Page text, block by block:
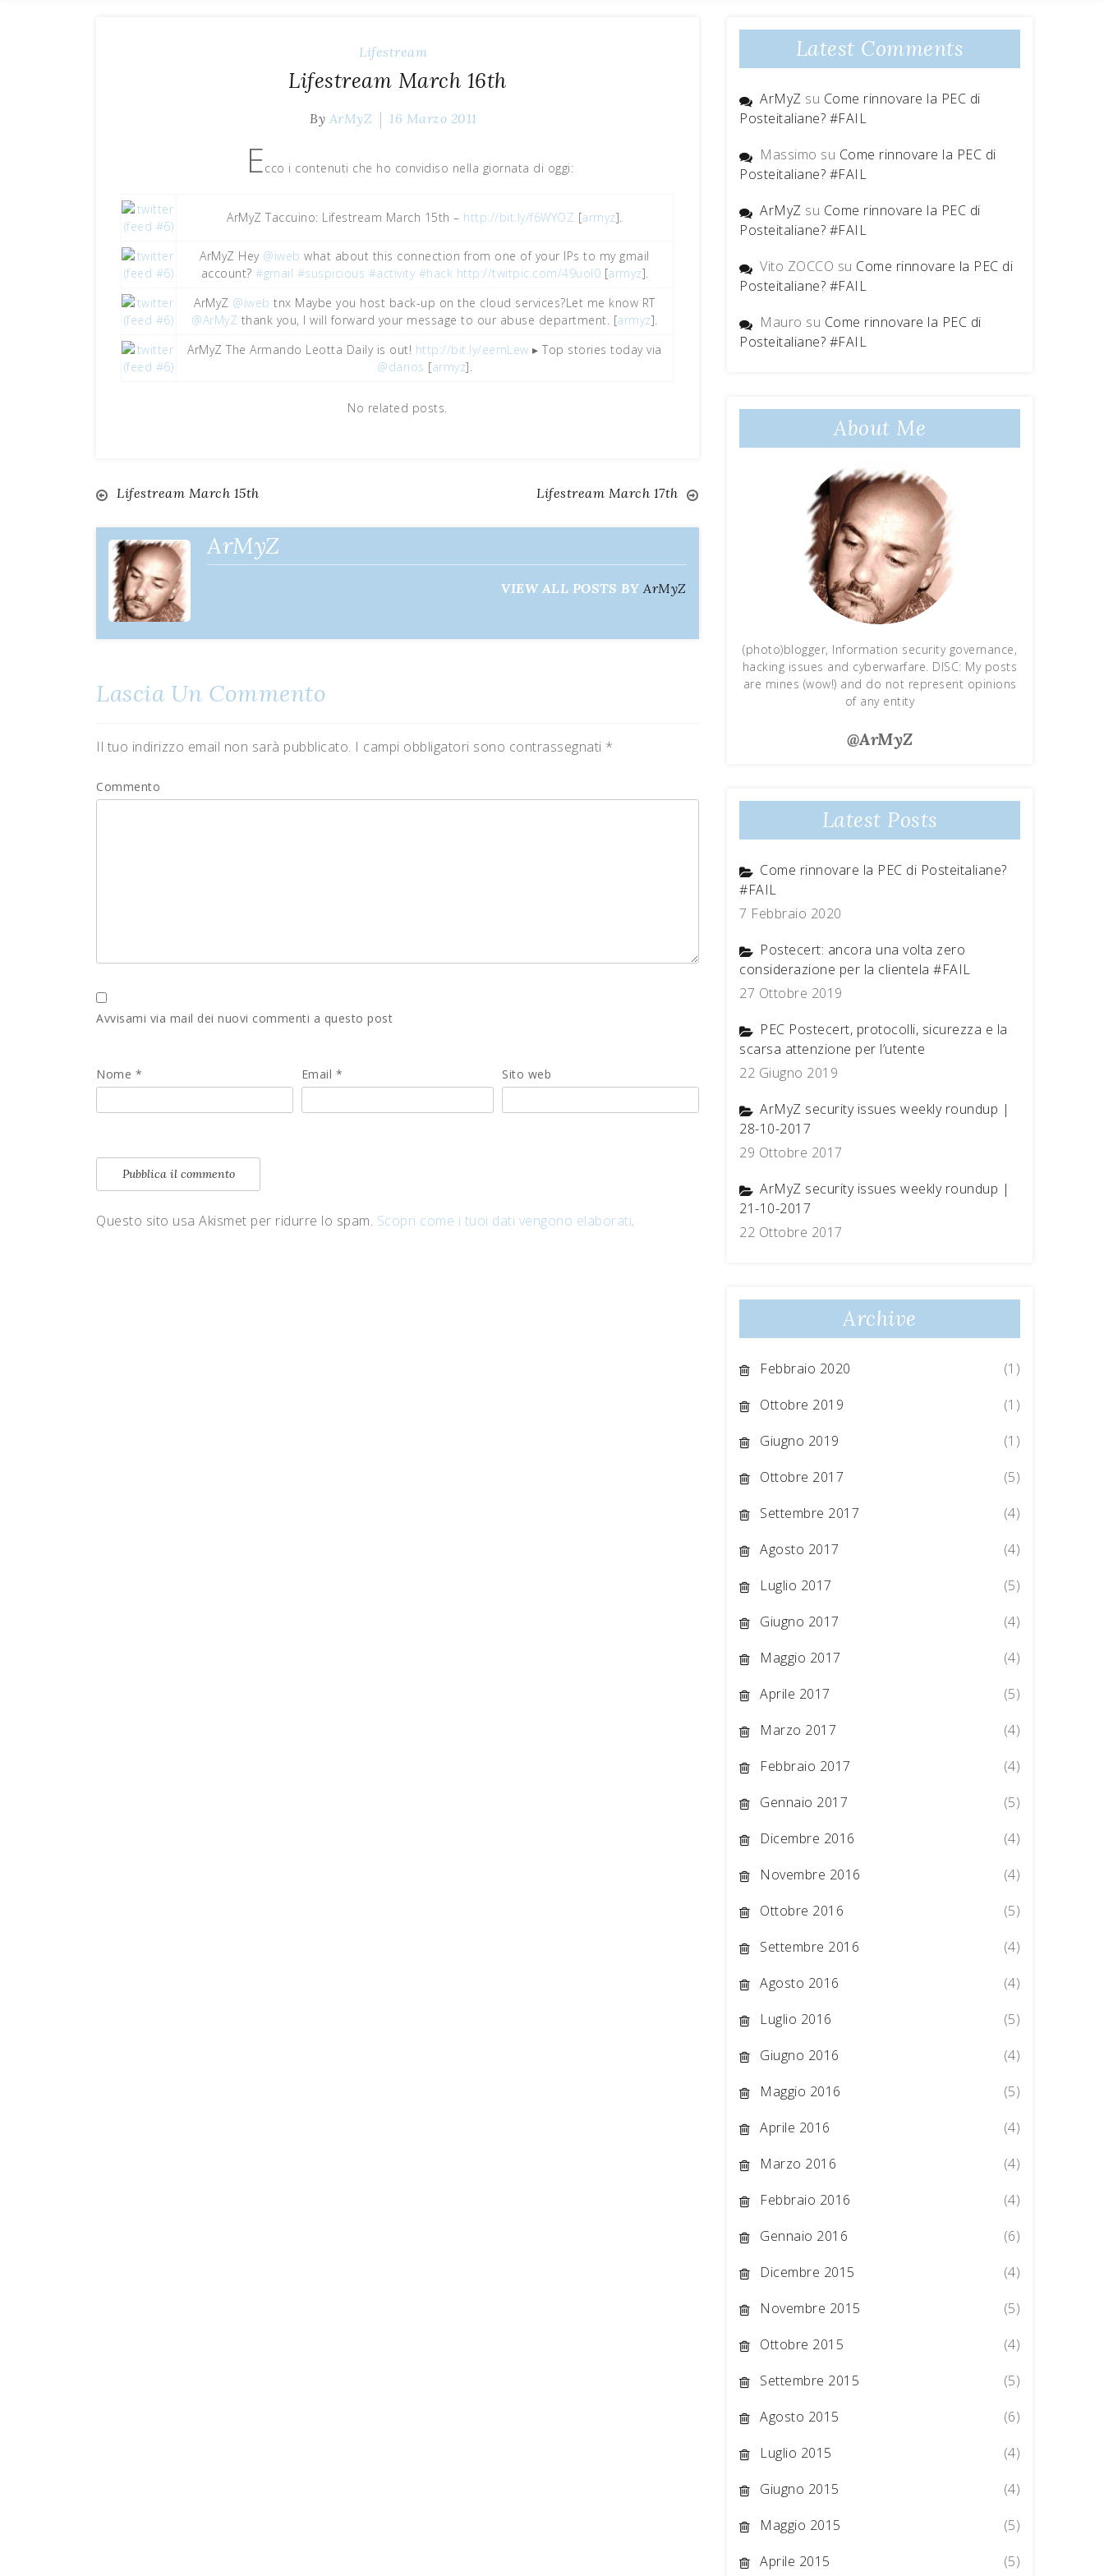
Lifestream
Lifestream March 16th
By ArMyZ 16 Marzo 2011
Ecco i contenuti che ho convidiso nella giornata di oggi:
ArMyZ Taccuino: Lifestream March 15th – http://bit.ly/f6WYOZ [armyz].
ArMyZ Hey @iweb what about this connection from one of your IPs to my gmail
account? #gmail #suspicious #activity #hack http://twitpic.com/49uol0 [armyz].
ArMyZ @iweb tnx Maybe you host back-up on the cloud services?Let me know RT
@ArMyZ thank you, I will forward your message to our abuse department. [armyz].
ArMyZ The Armando Leotta Daily is out! http://bit.ly/eemLew ▸ Top stories today via
@darios [armyz].
No related posts.
Navigazione
articoli
Lifestream March 15th Lifestream March 17th
ArMyZ
VIEW ALL POSTS BYArMyZ
Lascia Un Commento
Il tuo indirizzo email non sarà pubblicato. I campi obbligatori sono contrassegnati *
Commento
Avvisami via mail dei nuovi commenti a questo post
Nome * Email * Sito web
Questo sito usa Akismet per ridurre lo spam. Scopri come i tuoi dati vengono elaborati.
Latest Comments
ArMyZ su Come rinnovare la PEC di
Posteitaliane? #FAIL
Massimo su Come rinnovare la PEC di
Posteitaliane? #FAIL
ArMyZ su Come rinnovare la PEC di
Posteitaliane? #FAIL
Vito ZOCCO su Come rinnovare la PEC di
Posteitaliane? #FAIL
Mauro su Come rinnovare la PEC di
Posteitaliane? #FAIL
About Me
(photo)blogger, Information security governance,
hacking issues and cyberwarfare. DISC: My posts
are mines (wow!) and do not represent opinions
of any entity
@ArMyZ
Latest Posts
Come rinnovare la PEC di Posteitaliane?
#FAIL
7 Febbraio 2020
Postecert: ancora una volta zero
considerazione per la clientela #FAIL
27 Ottobre 2019
PEC Postecert, protocolli, sicurezza e la
scarsa attenzione per l’utente
22 Giugno 2019
ArMyZ security issues weekly roundup |
28-10-2017
29 Ottobre 2017
ArMyZ security issues weekly roundup |
21-10-2017
22 Ottobre 2017
Archive
Febbraio 2020
(1)
Ottobre 2019
(1)
Giugno 2019
(1)
Ottobre 2017
(5)
Settembre 2017
(4)
Agosto 2017
(4)
Luglio 2017
(5)
Giugno 2017
(4)
Maggio 2017
(4)
Aprile 2017
(5)
Marzo 2017
(4)
Febbraio 2017
(4)
Gennaio 2017
(5)
Dicembre 2016
(4)
Novembre 2016
(4)
Ottobre 2016
(5)
Settembre 2016
(4)
Agosto 2016
(4)
Luglio 2016
(5)
Giugno 2016
(4)
Maggio 2016
(5)
Aprile 2016
(4)
Marzo 2016
(4)
Febbraio 2016
(4)
Gennaio 2016
(6)
Dicembre 2015
(4)
Novembre 2015
(5)
Ottobre 2015
(4)
Settembre 2015
(5)
Agosto 2015
(6)
Luglio 2015
(4)
Giugno 2015
(4)
Maggio 2015
(5)
Aprile 2015
(5)